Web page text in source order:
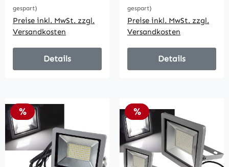
gespart)
Preise inkl. MwSt. zzgl.
Versandkosten
Details
gespart)
Preise inkl. MwSt. zzgl.
Versandkosten
Details
Rabatt
% Rabatt
%